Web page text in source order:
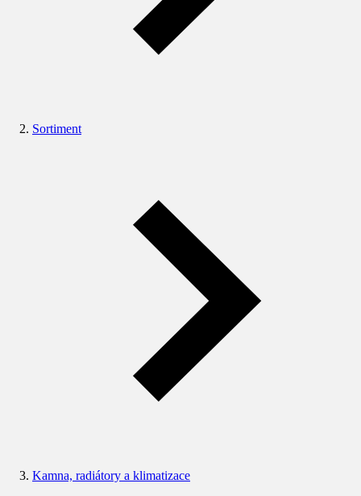
Sortiment
Kamna, radiátory a klimatizace